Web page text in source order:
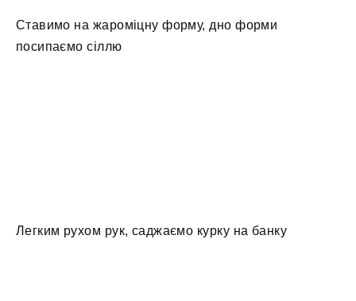
Ставимо на жароміцну форму, дно форми
посипаємо сіллю
Легким рухом рук, саджаємо курку на банку